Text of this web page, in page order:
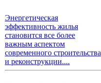
Энергетическая
эффективность жилья
становится все более
важным аспектом
современного строительства
и реконструкции....